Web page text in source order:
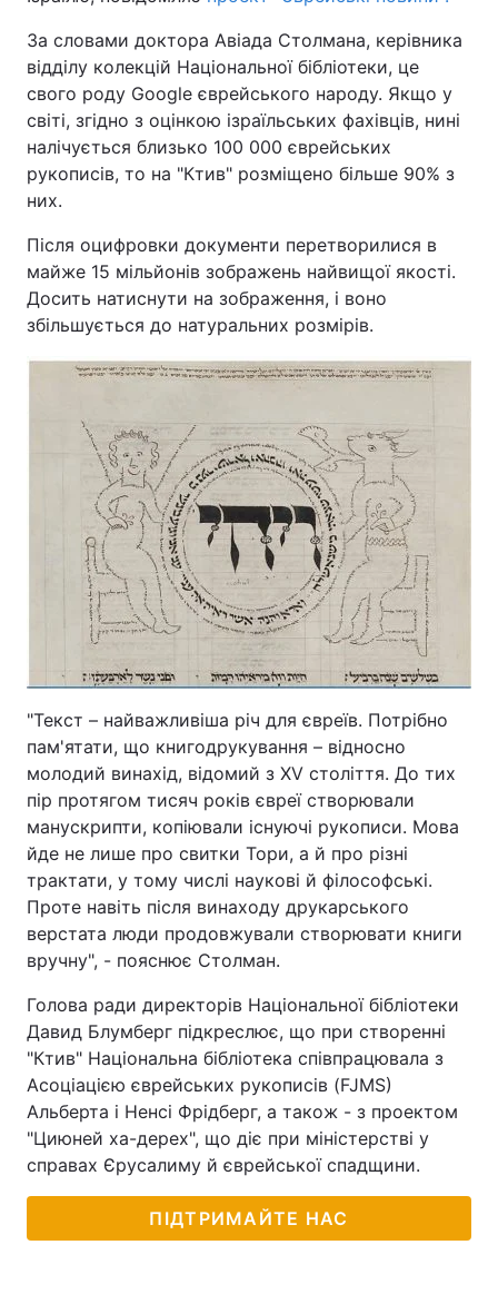
За словами доктора Авіада Столмана, керівника
відділу колекцій Національної бібліотеки, це
свого роду Google єврейського народу. Якщо у
світі, згідно з оцінкою ізраїльських фахівців, нині
налічується близько 100 000 єврейських
рукописів, то на "Ктив" розміщено більше 90% з
них.
Після оцифровки документи перетворилися в
майже 15 мільйонів зображень найвищої якості.
Досить натиснути на зображення, і воно
збільшується до натуральних розмірів.
"Текст – найважливіша річ для євреїв. Потрібно
пам'ятати, що книгодрукування – відносно
молодий винахід, відомий з XV століття. До тих
пір протягом тисяч років євреї створювали
манускрипти, копіювали існуючі рукописи. Мова
йде не лише про свитки Тори, а й про різні
трактати, у тому числі наукові й філософські.
Проте навіть після винаходу друкарського
верстата люди продовжували створювати книги
вручну", - пояснює Столман.
Голова ради директорів Національної бібліотеки
Давид Блумберг підкреслює, що при створенні
"Ктив" Національна бібліотека співпрацювала з
Асоціацією єврейських рукописів (FJMS)
Альберта і Ненсі Фрідберг, а також - з проектом
"Циюней ха-дерех", що діє при міністерстві у
справах Єрусалиму й єврейської спадщини.
ПІДТРИМАЙТЕ НАС